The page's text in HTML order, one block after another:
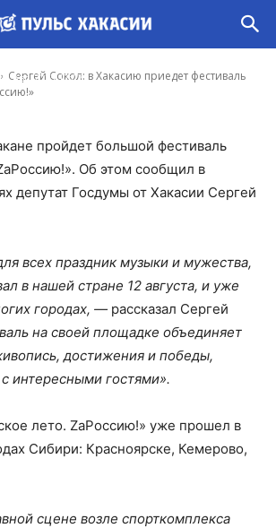
Сергей Сокол: в Хакасию приедет фестиваль
в Хакасию приедет фестиваль
ZаРоссию!»
28 Авг, 2023 12:07
пройдет большой фестиваль
Об этом сообщил в
депутат Госдумы от Хакасии Сергей
всех праздник музыки и мужества,
в нашей стране 12 августа, и уже
городах, — рассказал Сергей
на своей площадке объединяет
достижения и победы,
интересными гостями».
лето. ZаРоссию!» уже прошел в
Сибири: Красноярске, Кемерово,
сцене возле спорткомплекса